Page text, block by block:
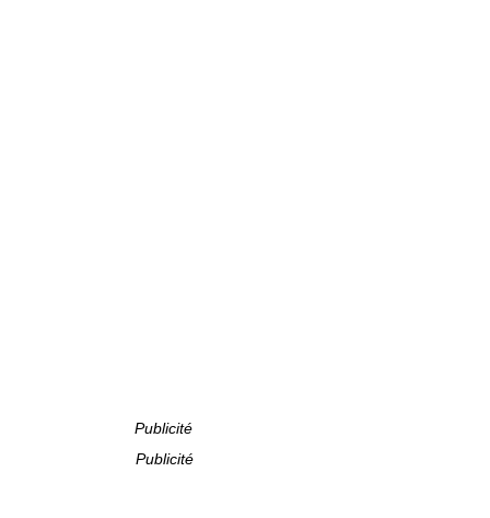
Publicité
Publicité